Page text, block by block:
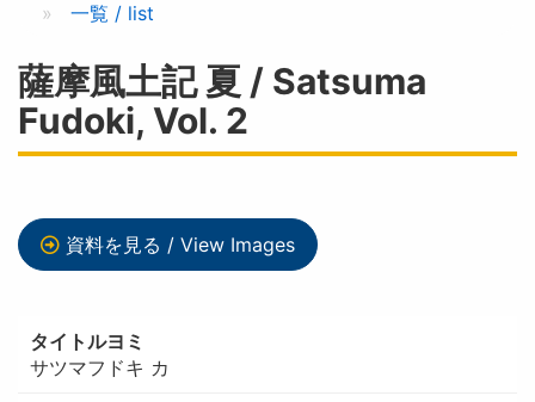
一覧 / list
薩摩風土記 夏 / Satsuma
Fudoki, Vol. 2
資料を見る / View Images
タイトルヨミ
サツマフドキ カ